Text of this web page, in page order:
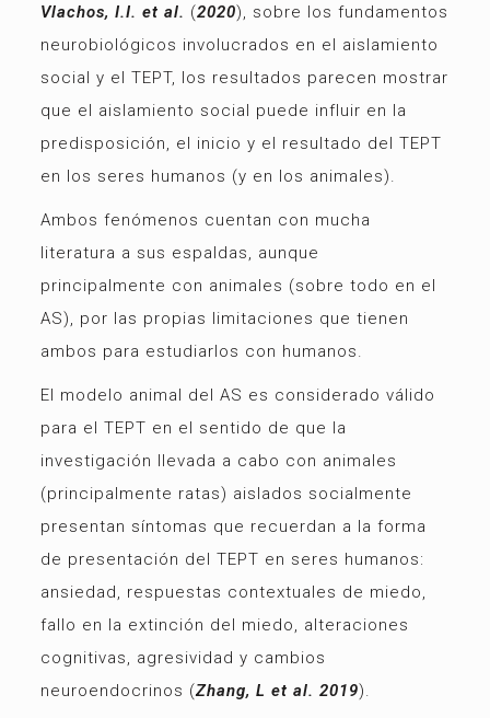
Vlachos, I.I. et al. (2020), sobre los fundamentos
neurobiológicos involucrados en el aislamiento
social y el TEPT, los resultados parecen mostrar
que el aislamiento social puede influir en la
predisposición, el inicio y el resultado del TEPT
en los seres humanos (y en los animales).
Ambos fenómenos cuentan con mucha
literatura a sus espaldas, aunque
principalmente con animales (sobre todo en el
AS), por las propias limitaciones que tienen
ambos para estudiarlos con humanos.
El modelo animal del AS es considerado válido
para el TEPT en el sentido de que la
investigación llevada a cabo con animales
(principalmente ratas) aislados socialmente
presentan síntomas que recuerdan a la forma
de presentación del TEPT en seres humanos:
ansiedad, respuestas contextuales de miedo,
fallo en la extinción del miedo, alteraciones
cognitivas, agresividad y cambios
neuroendocrinos (Zhang, L et al. 2019).